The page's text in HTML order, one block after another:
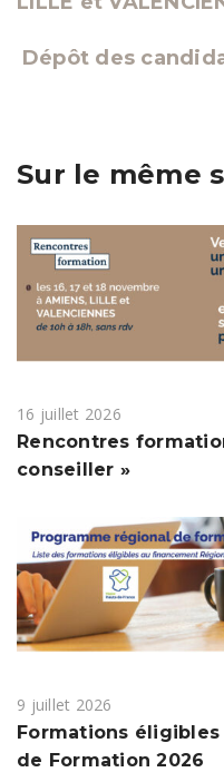
l’article
Dépôt des
Sur le même
16 juillet 2026
Rencontres
conseiller »
9 juillet 2026
Formations éligibles
de Formation 2026